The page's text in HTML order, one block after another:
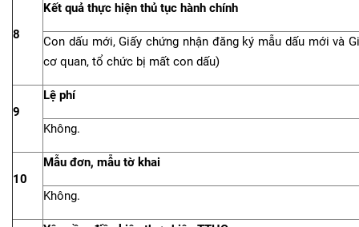
8
Kết quả thực hiện thủ tục hành chính
Con dấu mới, Giấy chứng nhận đăng ký mẫu dấu mới và
cơ quan, tổ chức bị mất con dấu)
9
Lệ phí
Không.
10
Mẫu đơn, mẫu tờ khai
Không.